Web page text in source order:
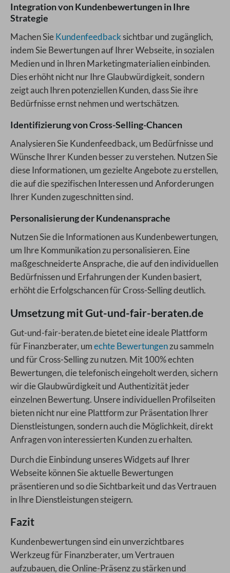
Integration von Kundenbewertungen in Ihre
Strategie
Machen SieKundenfeedbacksichtbar und zugänglich,
indem Sie Bewertungen auf Ihrer Webseite, in sozialen
Medien und in Ihren Marketingmaterialien einbinden.
Dies erhöht nicht nur Ihre Glaubwürdigkeit, sondern
zeigt auch Ihren potenziellen Kunden, dass Sie ihre
Bedürfnisse ernst nehmen und wertschätzen.
Identifizierung von Cross-Selling-Chancen
Analysieren Sie Kundenfeedback, um Bedürfnisse und
Wünsche Ihrer Kunden besser zu verstehen. Nutzen Sie
diese Informationen, um gezielte Angebote zu erstellen,
die auf die spezifischen Interessen und Anforderungen
Ihrer Kunden zugeschnitten sind.
Personalisierung der Kundenansprache
Nutzen Sie die Informationen aus Kundenbewertungen,
um Ihre Kommunikation zu personalisieren. Eine
maßgeschneiderte Ansprache, die auf den individuellen
Bedürfnissen und Erfahrungen der Kunden basiert,
erhöht die Erfolgschancen für Cross-Selling deutlich.
Umsetzung mit Gut-und-fair-beraten.de
Gut-und-fair-beraten.de bietet eine ideale Plattform
für Finanzberater, umechte Bewertungenzu sammeln
und für Cross-Selling zu nutzen. Mit 100% echten
Bewertungen, die telefonisch eingeholt werden, sichern
wir die Glaubwürdigkeit und Authentizität jeder
einzelnen Bewertung. Unsere individuellen Profilseiten
bieten nicht nur eine Plattform zur Präsentation Ihrer
Dienstleistungen, sondern auch die Möglichkeit, direkt
Anfragen von interessierten Kunden zu erhalten.
Durch die Einbindung unseres Widgets auf Ihrer
Webseite können Sie aktuelle Bewertungen
präsentieren und so die Sichtbarkeit und das Vertrauen
in Ihre Dienstleistungen steigern.
Fazit
Kundenbewertungen sind ein unverzichtbares
Werkzeug für Finanzberater, um Vertrauen
aufzubauen, die Online-Präsenz zu stärken und